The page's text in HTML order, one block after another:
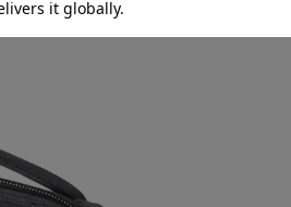
ない気遣いを加えました。